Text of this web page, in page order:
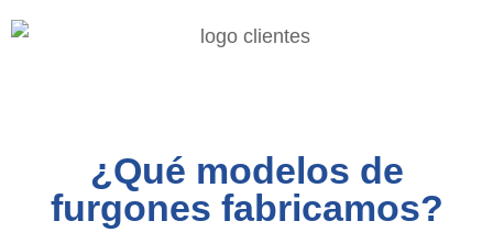
¿Qué modelos de
furgones fabricamos?